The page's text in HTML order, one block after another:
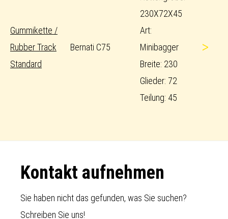
Gummikette /
Rubber Track
Standard
Bernati C75
230X72X45
Art:
Minibagger
Breite: 230
Glieder: 72
Teilung: 45
>
Footer
Kontakt aufnehmen
Sie haben nicht das gefunden, was Sie suchen?
Schreiben Sie uns!